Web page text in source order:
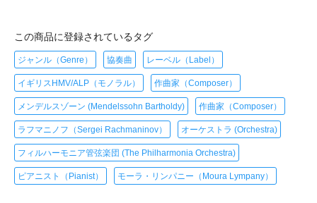
この商品に登録されているタグ
ジャンル（Genre） 協奏曲 レーベル（Label）
イギリスHMV/ALP（モノラル） 作曲家（Composer）
メンデルスゾーン (Mendelssohn Bartholdy) 作曲家（Composer）
ラフマニノフ（Sergei Rachmaninov） オーケストラ (Orchestra)
フィルハーモニア管弦楽団 (The Philharmonia Orchestra)
ピアニスト（Pianist） モーラ・リンパニー（Moura Lympany）